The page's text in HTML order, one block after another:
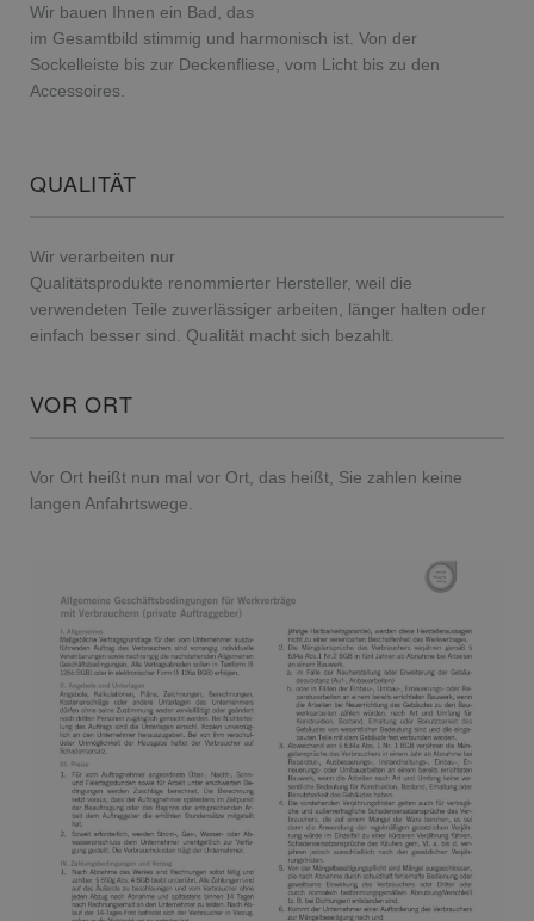
Wir bauen Ihnen ein Bad, das
im Gesamtbild stimmig und harmonisch ist. Von der
Sockelleiste bis zur Deckenfliese, vom Licht bis zu den
Accessoires.
QUALITÄT
Wir verarbeiten nur
Qualitätsprodukte renommierter Hersteller, weil die
verwendeten Teile zuverlässiger arbeiten, länger halten oder
einfach besser sind. Qualität macht sich bezahlt.
VOR ORT
Vor Ort heißt nun mal vor Ort, das heißt, Sie zahlen keine
langen Anfahrtswege.